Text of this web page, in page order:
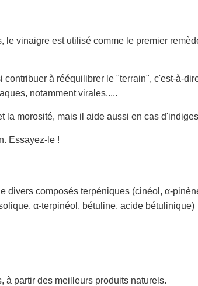
vinaigre est utilisé comme le premier
contribuer à rééquilibrer le "terrain", c'est-à-
notamment virales.....
morosité, mais il aide aussi en cas
Essayez-le !
divers composés terpéniques (cinéol, α-
α-terpinéol, bétuline, acide bétulinique)
à partir des meilleurs produits naturels.